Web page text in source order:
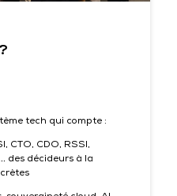
tech qui compte :
CTO, CDO, RSSI,
des décideurs à la